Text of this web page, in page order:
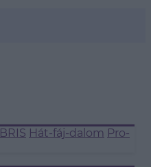
BRIS Hát-fáj-dalom Pro-